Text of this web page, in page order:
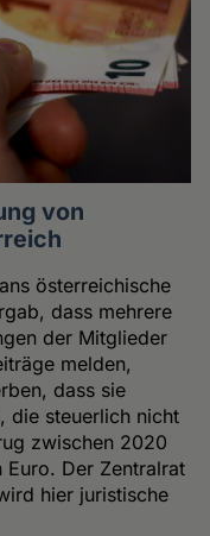
von
österreichische
dass mehrere
der Mitglieder
melden,
dass sie
die steuerlich nicht
zwischen 2020
Euro. Der Zentralrat
hier juristische